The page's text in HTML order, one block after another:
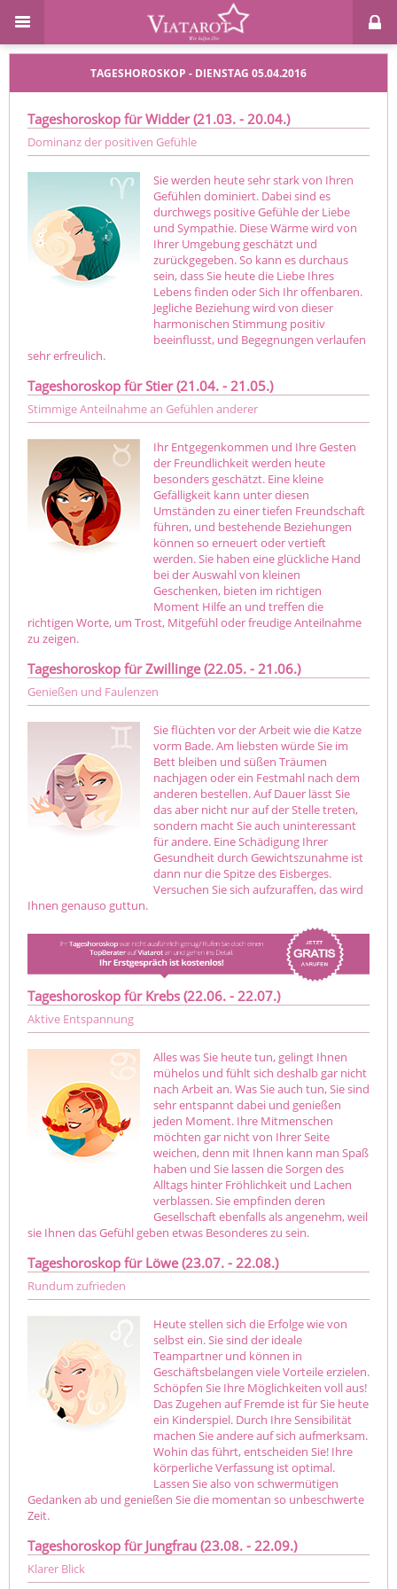
TAGESHOROSKOP - DIENSTAG 05.04.2016
Tageshoroskop für Widder (21.03. - 20.04.)
Dominanz der positiven Gefühle
Sie werden heute sehr stark von Ihren
Gefühlen dominiert. Dabei sind es
durchwegs positive Gefühle der Liebe
und Sympathie. Diese Wärme wird von
Ihrer Umgebung geschätzt und
zurückgegeben. So kann es durchaus
sein, dass Sie heute die Liebe Ihres
Lebens finden oder Sich Ihr offenbaren.
Jegliche Beziehung wird von dieser
harmonischen Stimmung positiv
beeinflusst, und Begegnungen verlaufen
sehr erfreulich.
Tageshoroskop für Stier (21.04. - 21.05.)
Stimmige Anteilnahme an Gefühlen anderer
Ihr Entgegenkommen und Ihre Gesten
der Freundlichkeit werden heute
besonders geschätzt. Eine kleine
Gefälligkeit kann unter diesen
Umständen zu einer tiefen Freundschaft
führen, und bestehende Beziehungen
können so erneuert oder vertieft
werden. Sie haben eine glückliche Hand
bei der Auswahl von kleinen
Geschenken, bieten im richtigen
Moment Hilfe an und treffen die
richtigen Worte, um Trost, Mitgefühl oder freudige Anteilnahme
zu zeigen.
Tageshoroskop für Zwillinge (22.05. - 21.06.)
Genießen und Faulenzen
Sie flüchten vor der Arbeit wie die Katze
vorm Bade. Am liebsten würde Sie im
Bett bleiben und süßen Träumen
nachjagen oder ein Festmahl nach dem
anderen bestellen. Auf Dauer lässt Sie
das aber nicht nur auf der Stelle treten,
sondern macht Sie auch uninteressant
für andere. Eine Schädigung Ihrer
Gesundheit durch Gewichtszunahme ist
dann nur die Spitze des Eisberges.
Versuchen Sie sich aufzuraffen, das wird
Ihnen genauso guttun.
Tageshoroskop für Krebs (22.06. - 22.07.)
Aktive Entspannung
Alles was Sie heute tun, gelingt Ihnen
mühelos und fühlt sich deshalb gar nicht
nach Arbeit an. Was Sie auch tun, Sie sind
sehr entspannt dabei und genießen
jeden Moment. Ihre Mitmenschen
möchten gar nicht von Ihrer Seite
weichen, denn mit Ihnen kann man Spaß
haben und Sie lassen die Sorgen des
Alltags hinter Fröhlichkeit und Lachen
verblassen. Sie empfinden deren
Gesellschaft ebenfalls als angenehm, weil
sie Ihnen das Gefühl geben etwas Besonderes zu sein.
Tageshoroskop für Löwe (23.07. - 22.08.)
Rundum zufrieden
Heute stellen sich die Erfolge wie von
selbst ein. Sie sind der ideale
Teampartner und können in
Geschäftsbelangen viele Vorteile erzielen.
Schöpfen Sie Ihre Möglichkeiten voll aus!
Das Zugehen auf Fremde ist für Sie heute
ein Kinderspiel. Durch Ihre Sensibilität
machen Sie andere auf sich aufmerksam.
Wohin das führt, entscheiden Sie! Ihre
körperliche Verfassung ist optimal.
Lassen Sie also von schwermütigen
Gedanken ab und genießen Sie die momentan so unbeschwerte
Zeit.
Tageshoroskop für Jungfrau (23.08. - 22.09.)
Klarer Blick